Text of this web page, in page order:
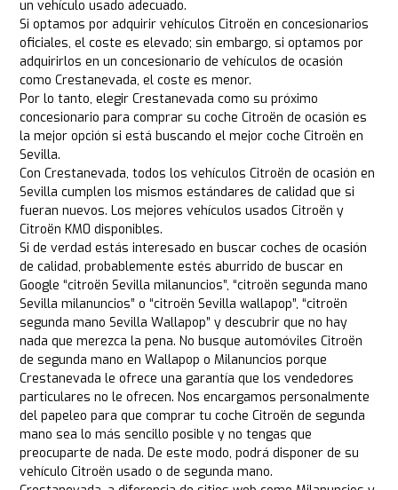
un vehículo usado adecuado.
Si optamos por adquirir vehículos Citroën en concesionarios
oficiales, el coste es elevado; sin embargo, si optamos por
adquirirlos en un concesionario de vehículos de ocasión
como Crestanevada, el coste es menor.
Por lo tanto, elegir Crestanevada como su próximo
concesionario para comprar su coche Citroën de ocasión es
la mejor opción si está buscando el mejor coche Citroën en
Sevilla.
Con Crestanevada, todos los vehículos Citroën de ocasión en
Sevilla cumplen los mismos estándares de calidad que si
fueran nuevos. Los mejores vehículos usados Citroën y
Citroën KM0 disponibles.
Si de verdad estás interesado en buscar coches de ocasión
de calidad, probablemente estés aburrido de buscar en
Google “citroën Sevilla milanuncios”, “citroën segunda mano
Sevilla milanuncios” o “citroën Sevilla wallapop”, “citroën
segunda mano Sevilla Wallapop” y descubrir que no hay
nada que merezca la pena. No busque automóviles Citroën
de segunda mano en Wallapop o Milanuncios porque
Crestanevada le ofrece una garantía que los vendedores
particulares no le ofrecen. Nos encargamos personalmente
del papeleo para que comprar tu coche Citroën de segunda
mano sea lo más sencillo posible y no tengas que
preocuparte de nada. De este modo, podrá disponer de su
vehículo Citroën usado o de segunda mano.